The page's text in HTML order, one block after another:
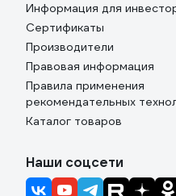
Информация для
Сертификаты
Производители
Правовая информация
Правила применения
рекомендательных
Каталог товаров
Наши соцсети